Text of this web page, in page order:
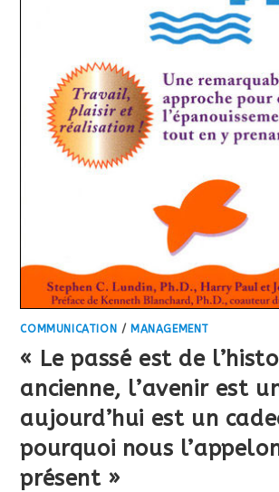
COMMUNICATION / MANAGEMENT
« Le passé est de
ancienne, l’avenir est
aujourd’hui est un
pourquoi nous
présent »